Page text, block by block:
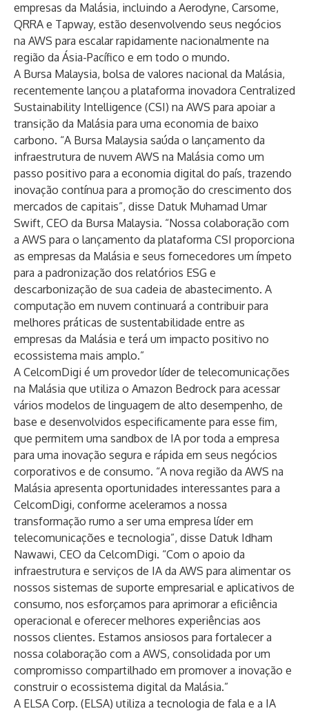
empresas da Malásia, incluindo a Aerodyne, Carsome,
QRRA e Tapway, estão desenvolvendo seus negócios
na AWS para escalar rapidamente nacionalmente na
região da Ásia-Pacífico e em todo o mundo.
A Bursa Malaysia, bolsa de valores nacional da Malásia,
recentemente lançou a plataforma inovadora Centralized
Sustainability Intelligence (CSI) na AWS para apoiar a
transição da Malásia para uma economia de baixo
carbono. “A Bursa Malaysia saúda o lançamento da
infraestrutura de nuvem AWS na Malásia como um
passo positivo para a economia digital do país, trazendo
inovação contínua para a promoção do crescimento dos
mercados de capitais”, disse Datuk Muhamad Umar
Swift, CEO da Bursa Malaysia. “Nossa colaboração com
a AWS para o lançamento da plataforma CSI proporciona
as empresas da Malásia e seus fornecedores um ímpeto
para a padronização dos relatórios ESG e
descarbonização de sua cadeia de abastecimento. A
computação em nuvem continuará a contribuir para
melhores práticas de sustentabilidade entre as
empresas da Malásia e terá um impacto positivo no
ecossistema mais amplo.”
A CelcomDigi é um provedor líder de telecomunicações
na Malásia que utiliza o Amazon Bedrock para acessar
vários modelos de linguagem de alto desempenho, de
base e desenvolvidos especificamente para esse fim,
que permitem uma sandbox de IA por toda a empresa
para uma inovação segura e rápida em seus negócios
corporativos e de consumo. “A nova região da AWS na
Malásia apresenta oportunidades interessantes para a
CelcomDigi, conforme aceleramos a nossa
transformação rumo a ser uma empresa líder em
telecomunicações e tecnologia”, disse Datuk Idham
Nawawi, CEO da CelcomDigi. “Com o apoio da
infraestrutura e serviços de IA da AWS para alimentar os
nossos sistemas de suporte empresarial e aplicativos de
consumo, nos esforçamos para aprimorar a eficiência
operacional e oferecer melhores experiências aos
nossos clientes. Estamos ansiosos para fortalecer a
nossa colaboração com a AWS, consolidada por um
compromisso compartilhado em promover a inovação e
construir o ecossistema digital da Malásia.”
A ELSA Corp. (ELSA) utiliza a tecnologia de fala e a IA